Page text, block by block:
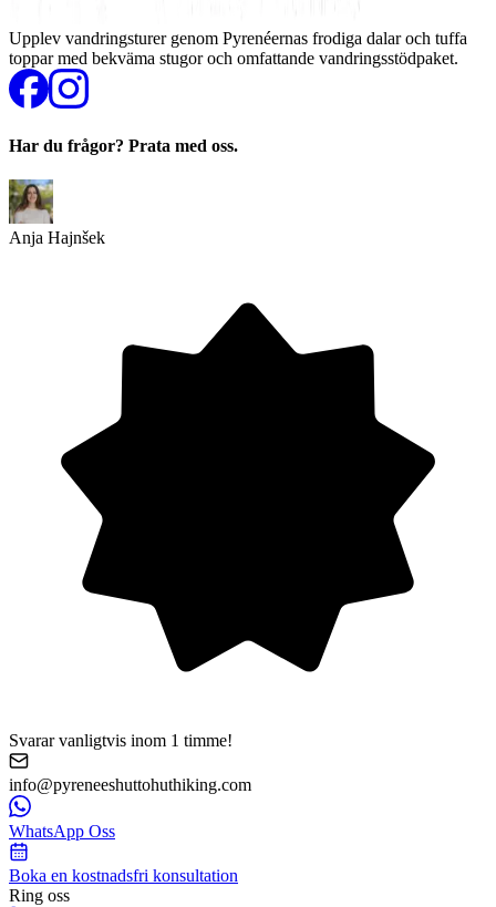
Upplev vandringsturer genom Pyrenéernas frodiga dalar och tuffa
toppar med bekväma stugor och omfattande vandringsstödpaket.
Har du frågor? Prata med oss.
Anja Hajnšek
Svarar vanligtvis inom 1 timme!
info@pyreneeshuttohuthiking.com
WhatsApp Oss
Boka en kostnadsfri konsultation
Ring oss